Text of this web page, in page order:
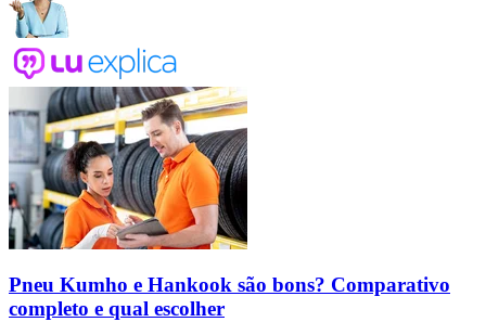
Pneu Kumho e Hankook são bons? Comparativo
completo e qual escolher